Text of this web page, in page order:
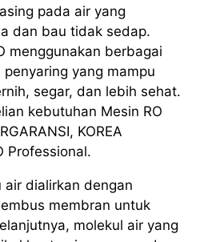
pada air yang
dan bau tidak sedap.
menggunakan berbagai
yang mampu
segar, dan lebih sehat.
kebutuhan Mesin RO
KOREA
Professional.
air dialirkan dengan
membran untuk
molekul air yang